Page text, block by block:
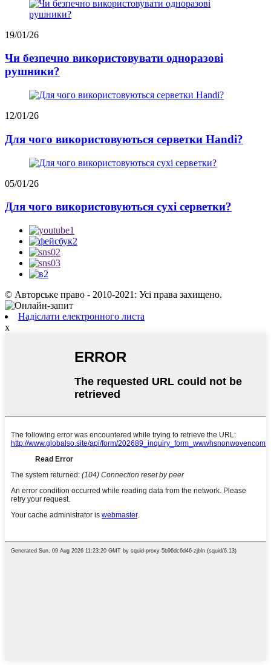
19/01/26
Чи безпечно використовувати одноразові
рушники?
12/01/26
Для чого використовуються серветки Handi?
05/01/26
Для чого використовуються сухі серветки?
© Авторське право - 2010-2021: Усі права захищено.
Надіслати електронного листа
x